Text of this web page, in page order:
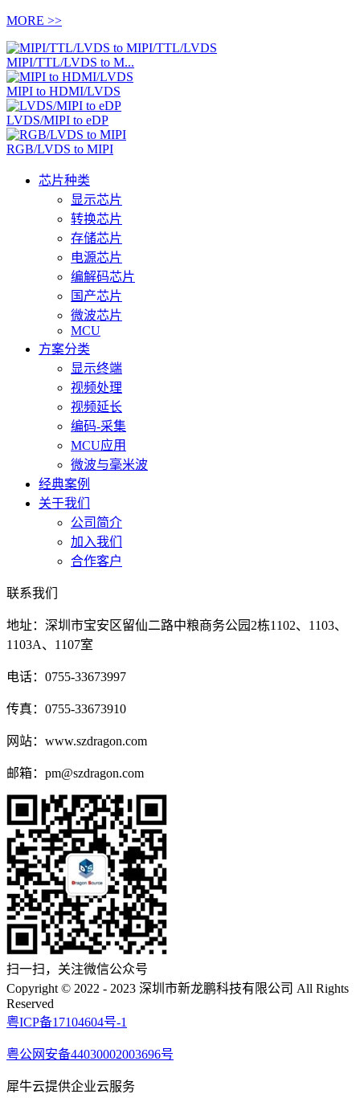
MORE >>
MIPI/TTL/LVDS to M...
MIPI to HDMI/LVDS
LVDS/MIPI to eDP
RGB/LVDS to MIPI
芯片种类
显示芯片
转换芯片
存储芯片
电源芯片
编解码芯片
国产芯片
微波芯片
MCU
方案分类
显示终端
视频处理
视频延长
编码-采集
MCU应用
微波与毫米波
经典案例
关于我们
公司简介
加入我们
合作客户
联系我们
地址：深圳市宝安区留仙二路中粮商务公园2栋1102、1103、
1103A、1107室
电话：0755-33673997
传真：0755-33673910
网站：www.szdragon.com
邮箱：pm@szdragon.com
扫一扫，关注微信公众号
Copyright © 2022 - 2023 深圳市新龙鹏科技有限公司 All Rights
Reserved
粤ICP备17104604号-1
粤公网安备44030002003696号
犀牛云提供企业云服务